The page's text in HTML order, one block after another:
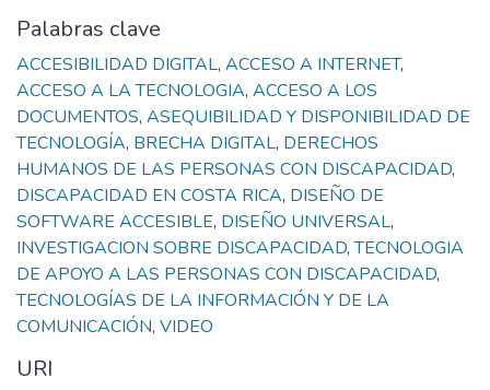
Palabras clave
ACCESIBILIDAD DIGITAL, ACCESO A INTERNET,
ACCESO A LA TECNOLOGIA, ACCESO A LOS
DOCUMENTOS, ASEQUIBILIDAD Y DISPONIBILIDAD DE
TECNOLOGÍA, BRECHA DIGITAL, DERECHOS
HUMANOS DE LAS PERSONAS CON DISCAPACIDAD,
DISCAPACIDAD EN COSTA RICA, DISEÑO DE
SOFTWARE ACCESIBLE, DISEÑO UNIVERSAL,
INVESTIGACION SOBRE DISCAPACIDAD,TECNOLOGIA
DE APOYO A LAS PERSONAS CON DISCAPACIDAD,
TECNOLOGÍAS DE LA INFORMACIÓN Y DE LA
COMUNICACIÓN, VIDEO
URI